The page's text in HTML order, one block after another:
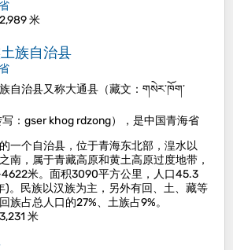
2,989 米
族自治县
自治县又称大通县（藏文：གསེར་ཁོག་
：gser khog rdzong），是中国青海省
一个自治县，位于青海东北部，湟水以
南，属于青藏高原和黄土高原过度地带，
米。面积3090平方公里，人口45.3
)。民族以汉族为主，另外有回、土、藏等
族占总人口的27%、土族占9%。
3,231 米